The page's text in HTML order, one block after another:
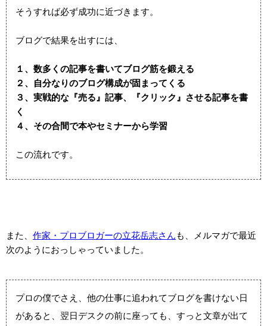
そうすれば必ず成功に近づきます。
ブログで結果を出すには、
１、数多くの記事を書いてブログ筋を鍛える
２、自分なりのブログ構成が固まってくる
３、実戦的な『売る』記事、『クリック』させる記事を書
く
４、その合間で本やセミナーから学習
この流れです。
また、 作家・プロブロガーの立花岳志さんも、メルマガで最近
次のようにおっしゃっていました。
プロの僕でさえ、他の仕事に追われてブログを書けない日
があると、翌日デスクの前に座っても、すっと文章が出て